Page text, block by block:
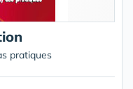
pratiques